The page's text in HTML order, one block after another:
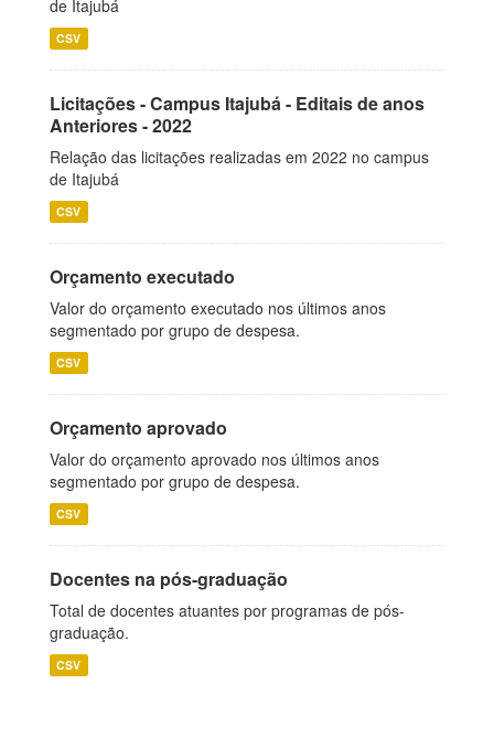
de Itajubá
CSV
Licitações - Campus Itajubá - Editais de anos
Anteriores - 2022
Relação das licitações realizadas em 2022 no campus
de Itajubá
CSV
Orçamento executado
Valor do orçamento executado nos últimos anos
segmentado por grupo de despesa.
CSV
Orçamento aprovado
Valor do orçamento aprovado nos últimos anos
segmentado por grupo de despesa.
CSV
Docentes na pós-graduação
Total de docentes atuantes por programas de pós-
graduação.
CSV